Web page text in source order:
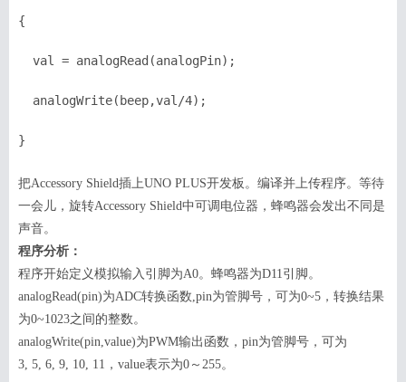
{
  val = analogRead(analogPin);
  analogWrite(beep,val/4);
}
把Accessory Shield插上UNO PLUS开发板。编译并上传程序。等待
一会儿，旋转Accessory Shield中可调电位器，蜂鸣器会发出不同是
声音。
程序分析：
程序开始定义模拟输入引脚为A0。蜂鸣器为D11引脚。
analogRead(pin)为ADC转换函数,pin为管脚号，可为0~5 ，转换结果
为0~1023之间的整数。
analogWrite(pin,value)为PWM输出函数， pin为管脚号，可为
3, 5, 6, 9, 10, 11 ， value表示为0 ～ 255。